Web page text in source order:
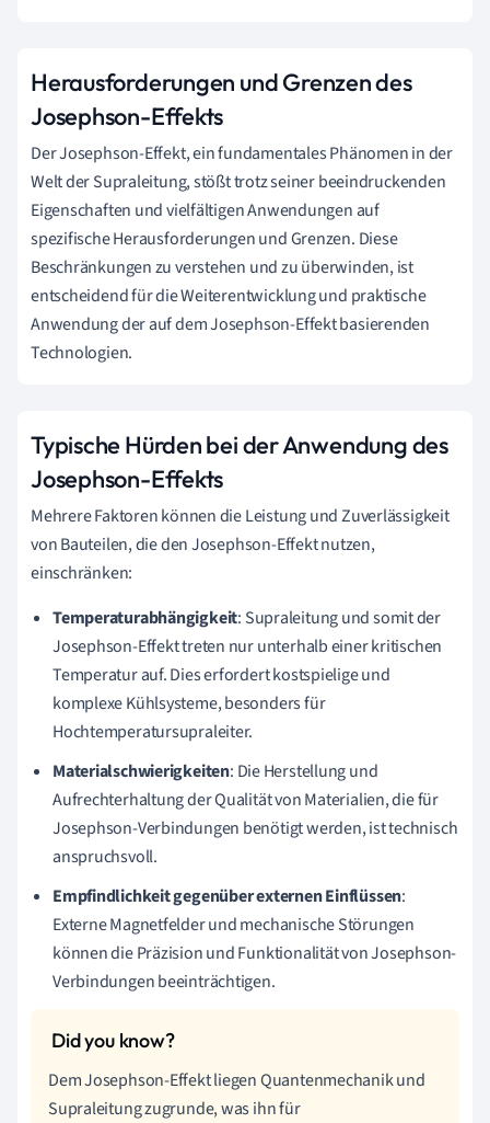
Herausforderungen und Grenzen des
Josephson-Effekts
Der Josephson-Effekt, ein fundamentales Phänomen in der
Welt der Supraleitung, stößt trotz seiner beeindruckenden
Eigenschaften und vielfältigen Anwendungen auf
spezifische Herausforderungen und Grenzen. Diese
Beschränkungen zu verstehen und zu überwinden, ist
entscheidend für die Weiterentwicklung und praktische
Anwendung der auf dem Josephson-Effekt basierenden
Technologien.
Typische Hürden bei der Anwendung des
Josephson-Effekts
Mehrere Faktoren können die Leistung und Zuverlässigkeit
von Bauteilen, die den Josephson-Effekt nutzen,
einschränken:
Temperaturabhängigkeit: Supraleitung und somit der
Josephson-Effekt treten nur unterhalb einer kritischen
Temperatur auf. Dies erfordert kostspielige und
komplexe Kühlsysteme, besonders für
Hochtemperatursupraleiter.
Materialschwierigkeiten: Die Herstellung und
Aufrechterhaltung der Qualität von Materialien, die für
Josephson-Verbindungen benötigt werden, ist technisch
anspruchsvoll.
Empfindlichkeit gegenüber externen Einflüssen:
Externe Magnetfelder und mechanische Störungen
können die Präzision und Funktionalität von Josephson-
Verbindungen beeinträchtigen.
Dem Josephson-Effekt liegen Quantenmechanik und
Supraleitung zugrunde, was ihn für